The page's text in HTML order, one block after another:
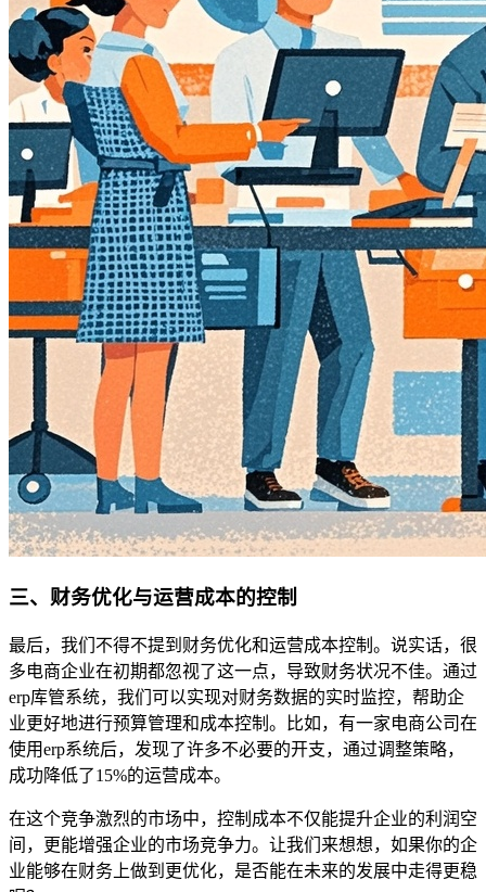
三、财务优化与运营成本的控制
最后，我们不得不提到财务优化和运营成本控制。说实话，很
多电商企业在初期都忽视了这一点，导致财务状况不佳。通过
erp库管系统，我们可以实现对财务数据的实时监控，帮助企
业更好地进行预算管理和成本控制。比如，有一家电商公司在
使用erp系统后，发现了许多不必要的开支，通过调整策略，
成功降低了15%的运营成本。
在这个竞争激烈的市场中，控制成本不仅能提升企业的利润空
间，更能增强企业的市场竞争力。让我们来想想，如果你的企
业能够在财务上做到更优化，是否能在未来的发展中走得更稳